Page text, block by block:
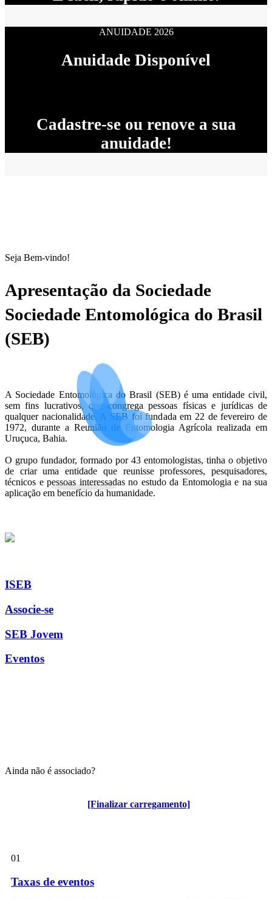
[Finalizar carregamento]
ANUIDADE 2026
Anuidade Disponível
Cadastre-se ou renove a sua
anuidade!
Seja Bem-vindo!
Apresentação da Sociedade
Sociedade Entomológica do Brasil
(SEB)
A Sociedade Entomológica do Brasil (SEB) é uma entidade civil,
sem fins lucrativos, que congrega pessoas físicas e jurídicas de
qualquer nacionalidade. A SEB foi fundada em 22 de fevereiro de
1972, durante a Reunião de Entomologia Agrícola realizada em
Uruçuca, Bahia.
O grupo fundador, formado por 43 entomologistas, tinha o objetivo
de criar uma entidade que reunisse professores, pesquisadores,
técnicos e pessoas interessadas no estudo da Entomologia e na sua
aplicação em benefício da humanidade.
ISEB
Associe-se
SEB Jovem
Eventos
Ainda não é associado?
Algumas vantagens para associados
01
Taxas de eventos